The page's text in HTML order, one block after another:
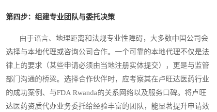
第四步：组建专业团队与委托决策
由于语言、地理距离和法规专业性障碍，大多数中国公司会
选择与本地代理或咨询公司合作。一个可靠的本地代理不仅是法
律上的要求（某些申请必须由当地注册实体提交），更是与监管
部门沟通的桥梁。选择合作伙伴时，应考察其在卢旺达医药行业
的成功案例、与FDA Rwanda的关系网络以及服务口碑。将卢旺
达医药资质代办业务委托给经验丰富的团队，能显著提升申请效